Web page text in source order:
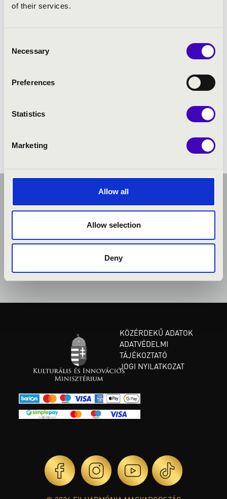
of their services.
Selection
Necessary
Preferences
Statistics
Marketing
Allow all
Allow selection
Deny
ennek ismeretét nem lehet elég korán elkezdeni.
lendületét a fiataloknak. Szóljon hát a népi muzsika!
ELŐADÓK:
KÖZÉRDEKŰ ADATOK
ADATVÉDELMI
TÁJÉKOZTATÓ
JOGI NYILATKOZAT